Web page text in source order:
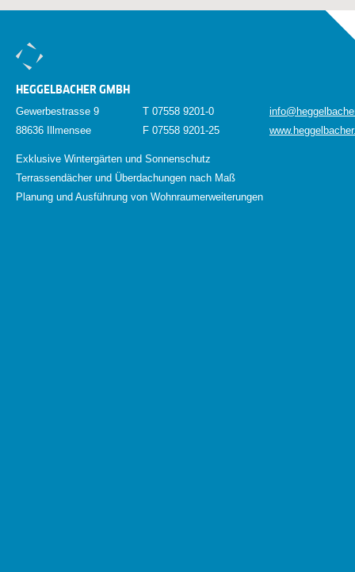
HEGGELBACHER GMBH
Gewerbestrasse 9
88636 Illmensee
T 07558 9201-0
F 07558 9201-25
Exklusive Wintergärten und Sonnenschutz
Terrassendächer und Überdachungen nach Maß
Planung und Ausführung von Wohnraumerweiterungen